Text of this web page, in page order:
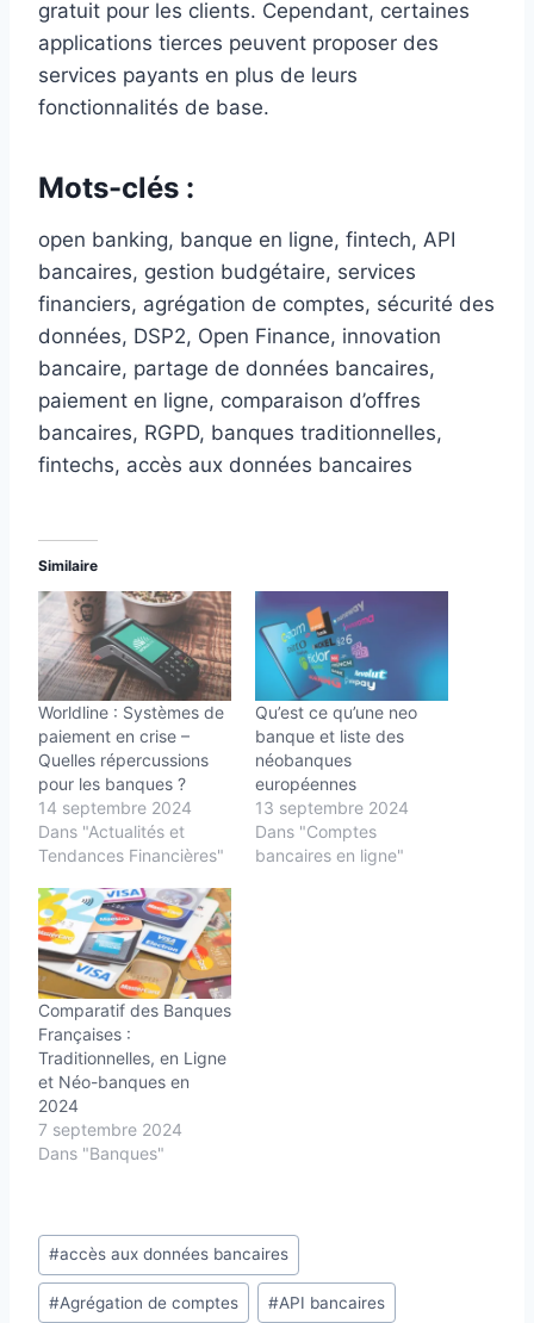
gratuit pour les clients. Cependant, certaines
applications tierces peuvent proposer des
services payants en plus de leurs
fonctionnalités de base.
Mots-clés :
open banking, banque en ligne, fintech, API
bancaires, gestion budgétaire, services
financiers, agrégation de comptes, sécurité des
données, DSP2, Open Finance, innovation
bancaire, partage de données bancaires,
paiement en ligne, comparaison d’offres
bancaires, RGPD, banques traditionnelles,
fintechs, accès aux données bancaires
Similaire
Worldline : Systèmes de
paiement en crise –
Quelles répercussions
pour les banques ?
14 septembre 2024
Dans "Actualités et
Tendances Financières"
Qu’est ce qu’une neo
banque et liste des
néobanques
européennes
13 septembre 2024
Dans "Comptes
bancaires en ligne"
Comparatif des Banques
Françaises :
Traditionnelles, en Ligne
et Néo-banques en
2024
7 septembre 2024
Dans "Banques"
Étiquettes
de
la
#accès aux données bancaires
#Agrégation de comptes #API bancaires